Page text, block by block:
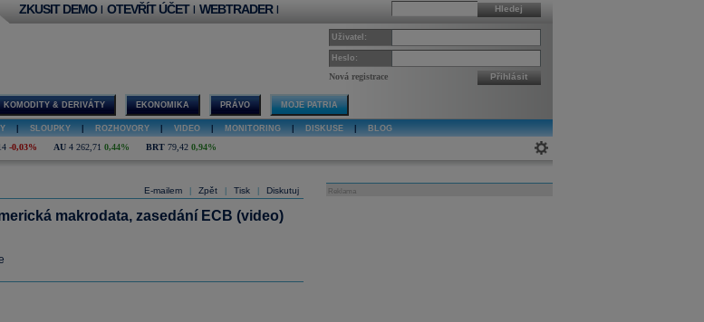
Hledej
ZKUSIT DEMO | OTEVŘÍT ÚČET | WEBTRADER |
Uživatel:
Heslo:
Nová registrace Přihlásit
KOMODITY & DERIVÁTY EKONOMIKA PRÁVO MOJE PATRIA
SLOUPKY ROZHOVORY VIDEO MONITORING DISKUSE BLOG
-0,03% AU 4 262,71 0,44% BRT 79,42 0,94%
E-mailem Zpět Tisk Diskutuj
makrodata, zasedání ECB (video)
Reklama